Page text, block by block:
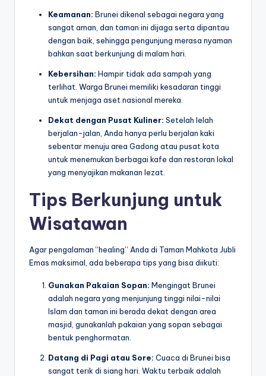
Keamanan: Brunei dikenal sebagai negara yang
sangat aman, dan taman ini dijaga serta dipantau
dengan baik, sehingga pengunjung merasa nyaman
bahkan saat berkunjung di malam hari.
Kebersihan: Hampir tidak ada sampah yang
terlihat. Warga Brunei memiliki kesadaran tinggi
untuk menjaga aset nasional mereka.
Dekat dengan Pusat Kuliner: Setelah lelah
berjalan-jalan, Anda hanya perlu berjalan kaki
sebentar menuju area Gadong atau pusat kota
untuk menemukan berbagai kafe dan restoran lokal
yang menyajikan makanan lezat.
Tips Berkunjung untuk
Wisatawan
Agar pengalaman “healing” Anda di Taman Mahkota Jubli
Emas maksimal, ada beberapa tips yang bisa diikuti:
Gunakan Pakaian Sopan: Mengingat Brunei
adalah negara yang menjunjung tinggi nilai-nilai
Islam dan taman ini berada dekat dengan area
masjid, gunakanlah pakaian yang sopan sebagai
bentuk penghormatan.
Datang di Pagi atau Sore: Cuaca di Brunei bisa
sangat terik di siang hari. Waktu terbaik adalah